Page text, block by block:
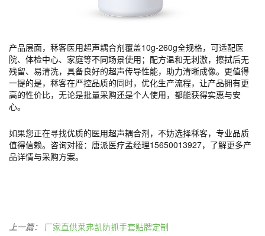
产品层面，秝客医用超声耦合剂覆盖10g-260g全规格，可适配医
院、体检中心、家庭等不同场景使用；配方温和无刺激，擦拭后无
残留、易清洗，具备良好的超声传导性能，助力清晰成像。更值得
一提的是，秝客在严控品质的同时，优化生产流程，让产品拥有更
高的性价比，无论是批量采购还是个人使用，都能获得实惠与安
心。
如果您正在寻找优质的医用超声耦合剂，不妨选择秝客，专业品质
值得信赖。咨询对接：唐派医疗孟经理15650013927，了解更多产
品详情与采购方案。
上一篇： 厂家直供莱弗凯防抓手套贴牌定制